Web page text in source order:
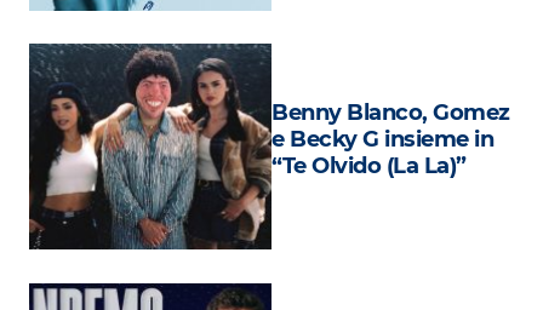
Extra
Eventi
Benny Blanco, Gomez
e Becky G insieme in
“Te Olvido (La La)”